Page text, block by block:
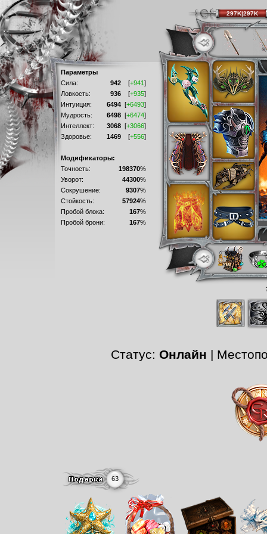
Параметры
Сила:
942 [+941]
Ловкость:
936 [+935]
Интуиция:
6494 [+6493]
Мудрость:
6498 [+6474]
Интеллект:
3068 [+3066]
Здоровье:
1469 [+556]
Модификаторы:
Точность:
198370%
Уворот:
44300%
Сокрушение:
9307%
Стойкость:
57924%
Пробой блока:
167%
Пробой брони:
167%
Статус: Онлайн |
63
297K|297K